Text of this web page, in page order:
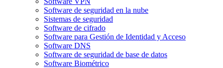
Software de seguridad en la nube
Sistemas de seguridad
Software de cifrado
Software para Gestión de Identidad y Acceso
Software DNS
Software de seguridad de base de datos
Software Biométrico